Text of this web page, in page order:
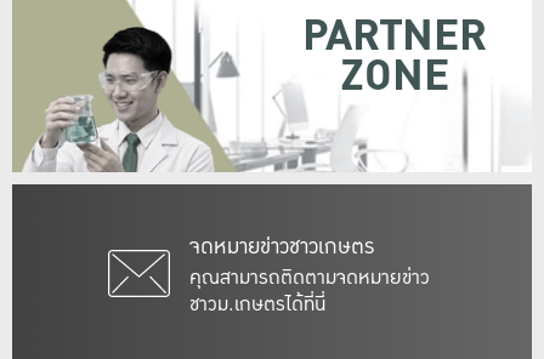
จดหมายข่าวชาวเกษตร
คุณสามารถติดตามจดหมายข่าว
ชาวม.เกษตรได้ที่นี่
PARTNER
ZONE